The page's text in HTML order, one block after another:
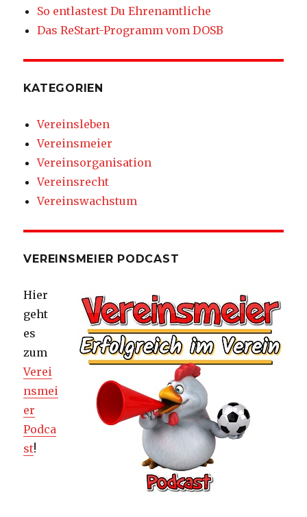
So entlastest Du Ehrenamtliche
Das ReStart-Programm vom DOSB
KATEGORIEN
Vereinsleben
Vereinsmeier
Vereinsorganisation
Vereinsrecht
Vereinswachstum
VEREINSMEIER PODCAST
Hier
geht
es
zum
Verei
nsmei
er
Podca
st!